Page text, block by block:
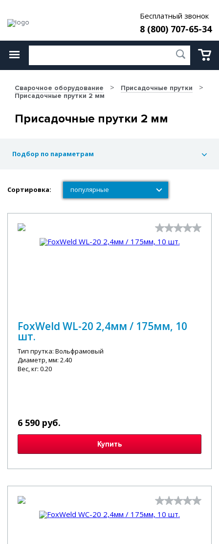
Бесплатный звонок
8 (800) 707-65-34
Сварочное оборудование
Присадочные прутки
Присадочные прутки 2 мм
Присадочные прутки 2 мм
Подбор по параметрам
Сортировка: популярные
популярные
FoxWeld WL-20 2,4мм / 175мм, 10
шт.
Тип прутка: Вольфрамовый
Диаметр, мм: 2.40
Вес, кг: 0.20
6 590 руб.
Купить